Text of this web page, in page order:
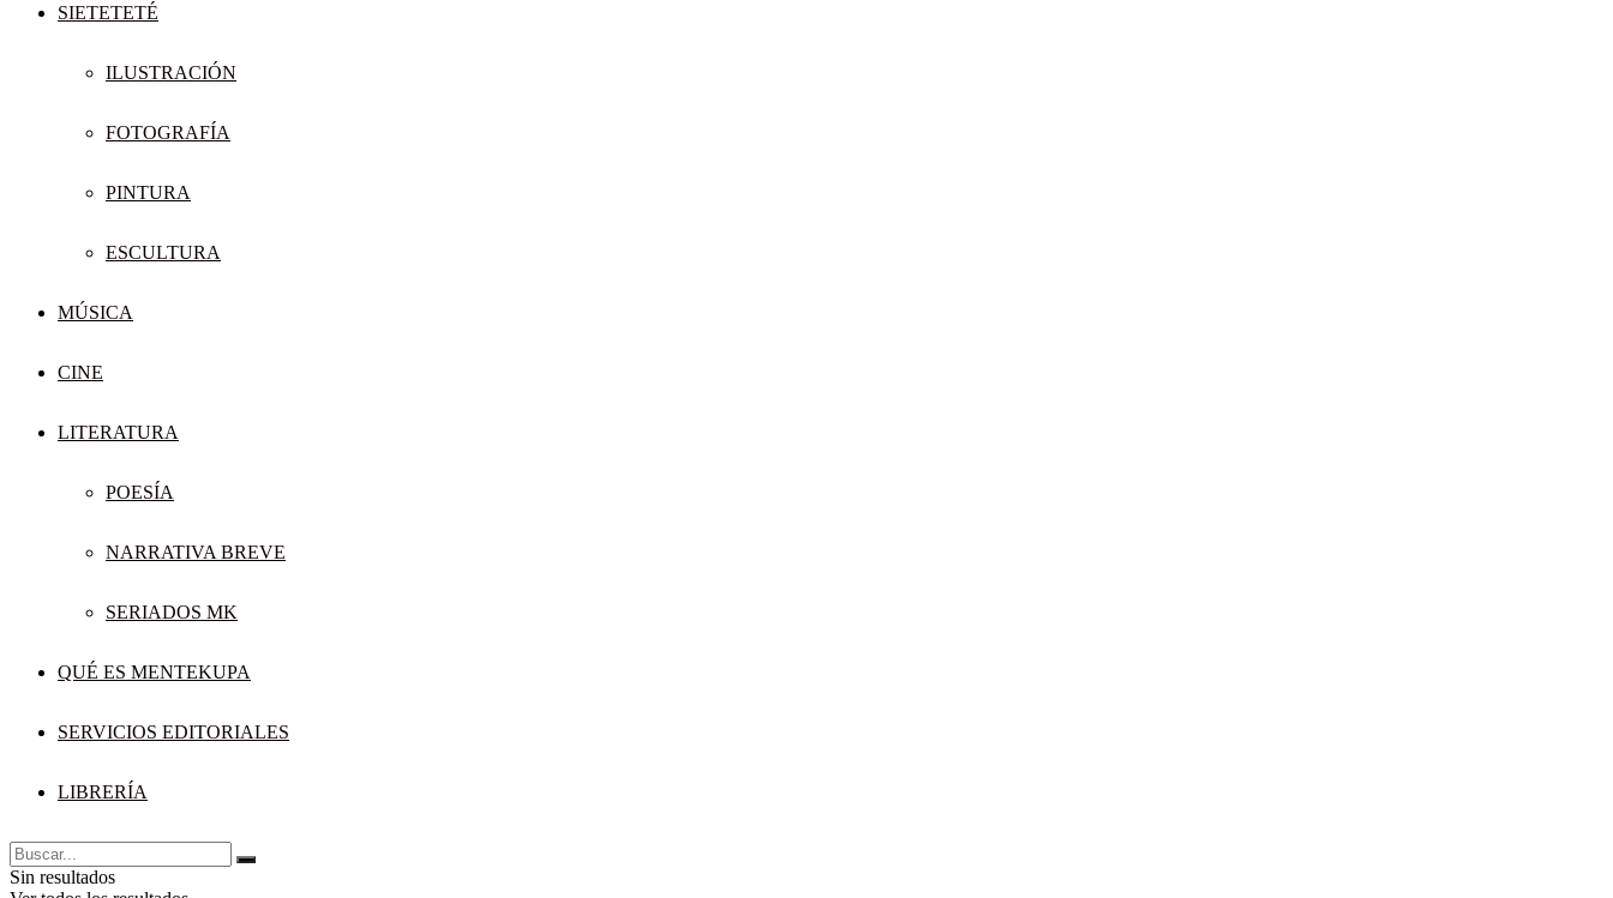
SIETETETÉ
ILUSTRACIÓN
FOTOGRAFÍA
PINTURA
ESCULTURA
MÚSICA
CINE
LITERATURA
POESÍA
NARRATIVA BREVE
SERIADOS MK
QUÉ ES MENTEKUPA
SERVICIOS EDITORIALES
LIBRERÍA
Sin resultados